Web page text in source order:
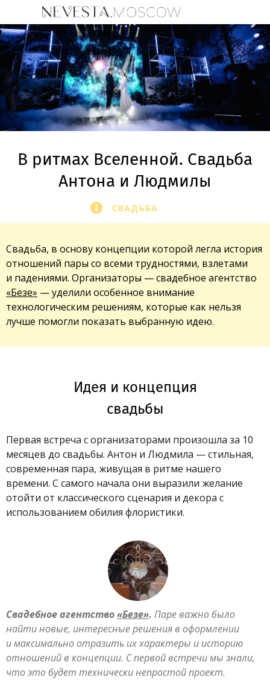
В ритмах Вселенной. Свадьба
Антона и Людмилы
СВАДЬБА
Свадьба, в основу концепции которой легла история
отношений пары со всеми трудностями, взлетами
и падениями. Организаторы — свадебное агентство
«Безе» — уделили особенное внимание
технологическим решениям, которые как нельзя
лучше помогли показать выбранную идею.
Идея и концепция
свадьбы
Первая встреча c организаторами произошла за 10
месяцев до свадьбы. Антон и Людмила — стильная,
современная пара, живущая в ритме нашего
времени. С самого начала они выразили желание
отойти от классического сценария и декора с
использованием обилия флористики.
Свадебное агентство«Безе». Паре важно было
найти новые, интересные решения в оформлении
и максимально отразить их характеры и историю
отношений в концепции. С первой встречи мы знали,
что это будет технически непростой проект.